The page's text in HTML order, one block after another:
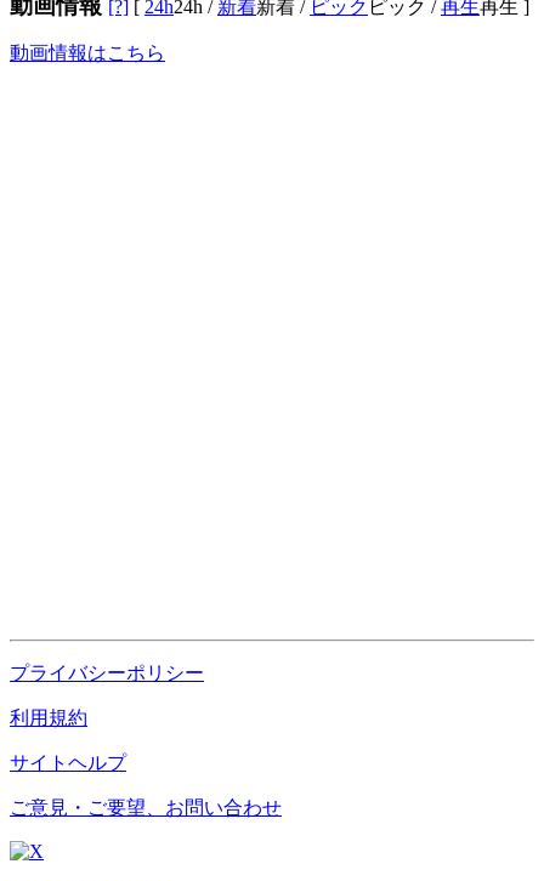
動画情報 [?] [ 24h24h / 新着新着 / ピック ピック /再生再生 ]
動画情報はこちら
プライバシーポリシー
利用規約
サイトヘルプ
ご意見・ご要望、お問い合わせ